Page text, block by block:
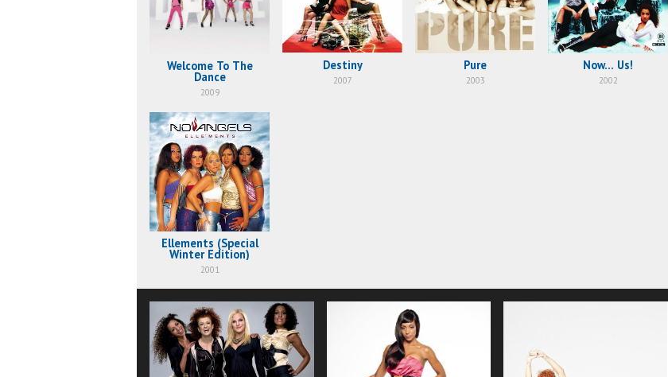
Welcome To The
Dance
2009
Destiny
2007
Pure
2003
Now... Us!
2002
Ellements (Special
Winter Edition)
2001